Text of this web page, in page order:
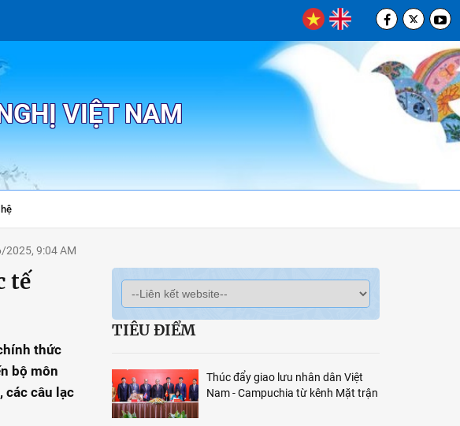
VIỆT NAM
2025, 9:04 AM
tế
thức
bộ môn
các câu lạc
TIÊU ĐIỂM
Thúc đẩy giao lưu nhân dân Việt
Nam - Campuchia từ kênh Mặt trận